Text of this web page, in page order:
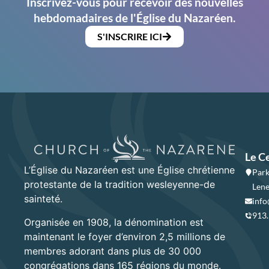
hebdomadaires de l'Église du Nazaréen.
S'INSCRIRE ICI
L’Église du Nazaréen est une Église chrétienne
protestante de la tradition wesleyenne-de
sainteté.
Organisée en 1908, la dénomination est
maintenant le foyer d’environ 2,5 millions de
membres adorant dans plus de 30 000
congrégations dans 165 régions du monde.
Le